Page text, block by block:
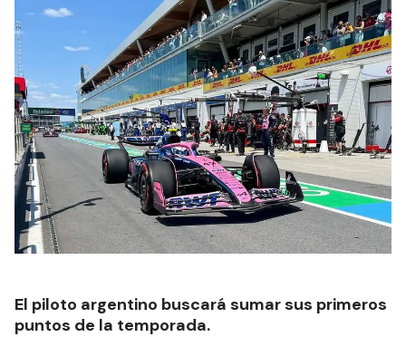
El piloto argentino buscará sumar sus primeros
puntos de la temporada.